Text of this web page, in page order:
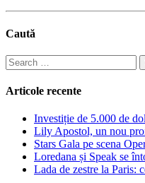
Caută
Search
for:
Articole recente
Investiție de 5.000 de
Lily Apostol, un nou
Stars Gala pe scena
Loredana și Speak se
Lada de zestre la Paris: